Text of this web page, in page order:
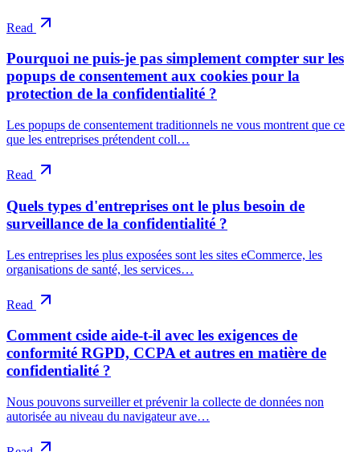
Read
Pourquoi ne puis-je pas simplement compter sur les
popups de consentement aux cookies pour la
protection de la confidentialité ?
Les popups de consentement traditionnels ne vous montrent que ce
que les entreprises prétendent coll…
Read
Quels types d'entreprises ont le plus besoin de
surveillance de la confidentialité ?
Les entreprises les plus exposées sont les sites eCommerce, les
organisations de santé, les services…
Read
Comment cside aide-t-il avec les exigences de
conformité RGPD, CCPA et autres en matière de
confidentialité ?
Nous pouvons surveiller et prévenir la collecte de données non
autorisée au niveau du navigateur ave…